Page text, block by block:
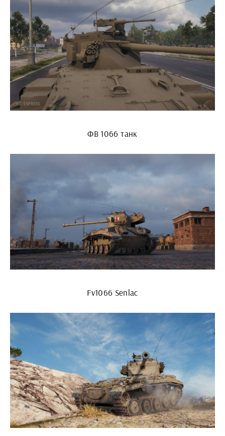
ФВ 1066 танк
Fv1066 Senlac